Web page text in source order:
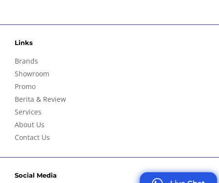
Links
Brands
Showroom
Promo
Berita & Review
Services
About Us
Contact Us
Social Media